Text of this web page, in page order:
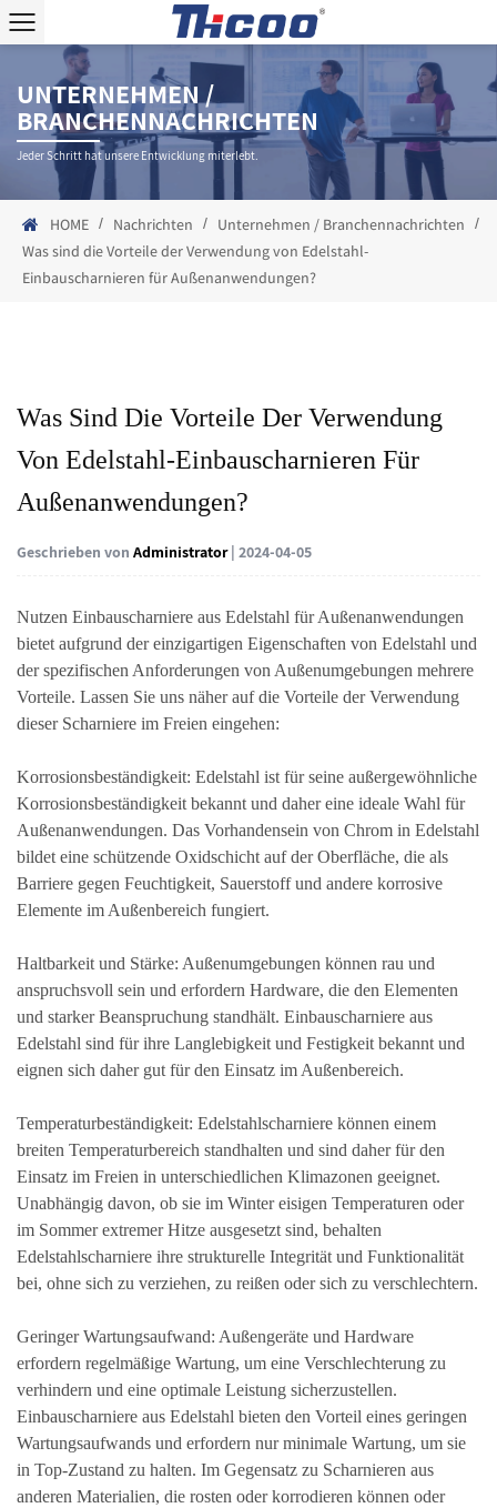
UNTERNEHMEN /
BRANCHENNACHRICHTEN
Jeder Schritt hat unsere Entwicklung miterlebt.
HOME / Nachrichten / Unternehmen / Branchennachrichten /
Was sind die Vorteile der Verwendung von Edelstahl-
Einbauscharnieren für Außenanwendungen?
Was Sind Die Vorteile Der Verwendung
Von Edelstahl-Einbauscharnieren Für
Außenanwendungen?
Geschrieben von Administrator| 2024-04-05
Nutzen Einbauscharniere aus Edelstahl für Außenanwendungen
bietet aufgrund der einzigartigen Eigenschaften von Edelstahl und
der spezifischen Anforderungen von Außenumgebungen mehrere
Vorteile. Lassen Sie uns näher auf die Vorteile der Verwendung
dieser Scharniere im Freien eingehen:
Korrosionsbeständigkeit: Edelstahl ist für seine außergewöhnliche
Korrosionsbeständigkeit bekannt und daher eine ideale Wahl für
Außenanwendungen. Das Vorhandensein von Chrom in Edelstahl
bildet eine schützende Oxidschicht auf der Oberfläche, die als
Barriere gegen Feuchtigkeit, Sauerstoff und andere korrosive
Elemente im Außenbereich fungiert.
Haltbarkeit und Stärke: Außenumgebungen können rau und
anspruchsvoll sein und erfordern Hardware, die den Elementen
und starker Beanspruchung standhält. Einbauscharniere aus
Edelstahl sind für ihre Langlebigkeit und Festigkeit bekannt und
eignen sich daher gut für den Einsatz im Außenbereich.
Temperaturbeständigkeit: Edelstahlscharniere können einem
breiten Temperaturbereich standhalten und sind daher für den
Einsatz im Freien in unterschiedlichen Klimazonen geeignet.
Unabhängig davon, ob sie im Winter eisigen Temperaturen oder
im Sommer extremer Hitze ausgesetzt sind, behalten
Edelstahlscharniere ihre strukturelle Integrität und Funktionalität
bei, ohne sich zu verziehen, zu reißen oder sich zu verschlechtern.
Geringer Wartungsaufwand: Außengeräte und Hardware
erfordern regelmäßige Wartung, um eine Verschlechterung zu
verhindern und eine optimale Leistung sicherzustellen.
Einbauscharniere aus Edelstahl bieten den Vorteil eines geringen
Wartungsaufwands und erfordern nur minimale Wartung, um sie
in Top-Zustand zu halten. Im Gegensatz zu Scharnieren aus
anderen Materialien, die rosten oder korrodieren können oder